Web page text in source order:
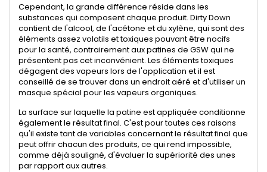
Cependant, la grande différence réside dans les
substances qui composent chaque produit. Dirty Down
contient de l'alcool, de l'acétone et du xylène, qui sont des
éléments assez volatils et toxiques pouvant être nocifs
pour la santé, contrairement aux patines de GSW qui ne
présentent pas cet inconvénient. Les éléments toxiques
dégagent des vapeurs lors de l'application et il est
conseillé de se trouver dans un endroit aéré et d'utiliser un
masque spécial pour les vapeurs organiques.
La surface sur laquelle la patine est appliquée conditionne
également le résultat final. C'est pour toutes ces raisons
qu'il existe tant de variables concernant le résultat final que
peut offrir chacun des produits, ce qui rend impossible,
comme déjà souligné, d'évaluer la supériorité des unes
par rapport aux autres.